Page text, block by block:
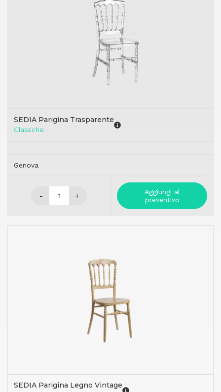
SEDIA Parigina Trasparente
Classiche
Genova
- +
Aggiungi al
preventivo
SEDIA Parigina Legno Vintage